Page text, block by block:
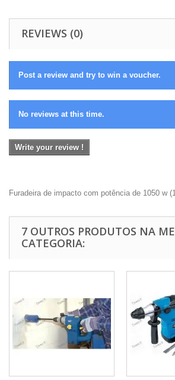
REVIEWS (0)
Post a review and try to win a voucher.
No reviews at this time.
Write your review !
Furadeira de impacto com potência de 1050 w (
7 OUTROS PRODUTOS NA
CATEGORIA: